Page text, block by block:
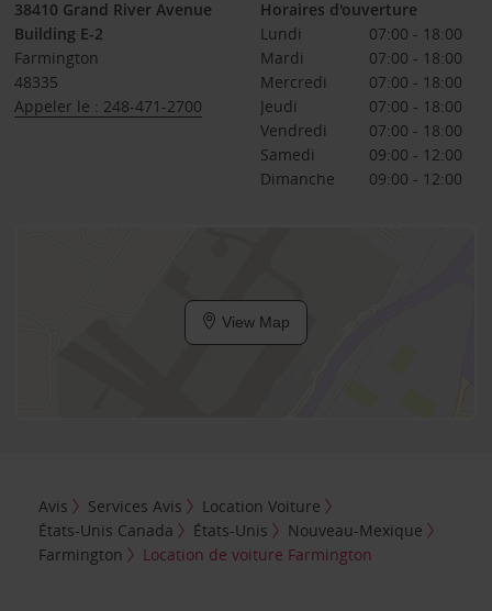
38410 Grand River Avenue
Building E-2
Farmington
48335
Appeler le : 248-471-2700
Horaires d'ouverture
Lundi
07:00 - 18:00
Mardi
07:00 - 18:00
Mercredi
07:00 - 18:00
Jeudi
07:00 - 18:00
Vendredi
07:00 - 18:00
Samedi
09:00 - 12:00
Dimanche
09:00 - 12:00
View Map
Avis Services Avis
Location Voiture
États-Unis Canada
États-Unis
Nouveau-Mexique
Farmington
Location de voiture Farmington